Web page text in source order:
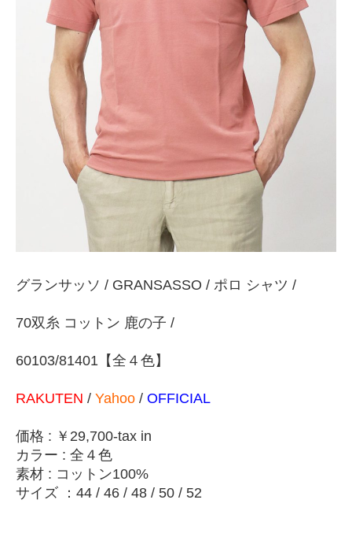
グランサッソ / GRANSASSO / ポロ シャツ /
70双糸 コットン 鹿の子 /
60103/81401【全４色】
RAKUTEN / Yahoo / OFFICIAL
価格 : ￥29,700-tax in
カラー : 全４色
素材 : コットン100%
サイズ ：44 / 46 / 48 / 50 / 52